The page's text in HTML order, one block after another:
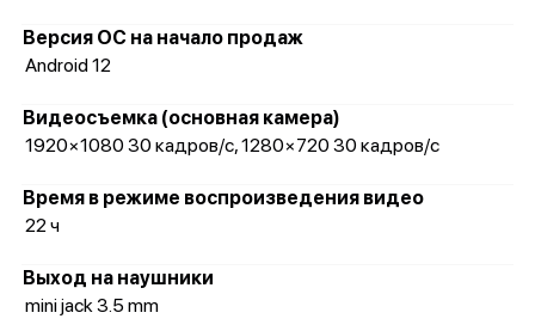
Версия ОС на начало продаж
Android 12
Видеосъемка (основная камера)
1920×1080 30 кадров/с, 1280×720 30 кадров/с
Время в режиме воспроизведения видео
22 ч
Выход на наушники
mini jack 3.5 mm